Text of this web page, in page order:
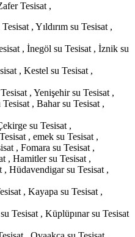
Tesisat ,
, Yıldırım su Tesisat ,
, İnegöl su Tesisat , İznik su
, Kestel su Tesisat ,
, Yenişehir su Tesisat ,
, Bahar su Tesisat ,
su Tesisat ,
, emek su Tesisat ,
, Fomara su Tesisat ,
, Hamitler su Tesisat ,
, Hüdavendigar su Tesisat ,
, Kayapa su Tesisat ,
Tesisat , Küplüpınar su Tesisat